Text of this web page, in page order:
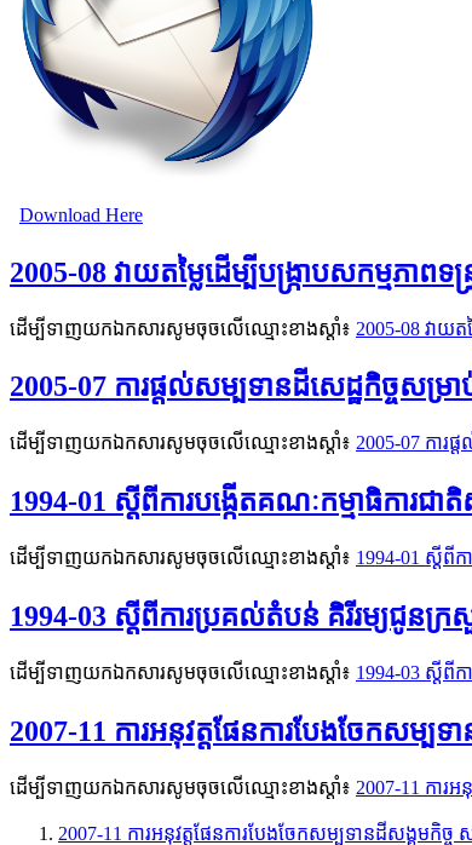
Download Here
2005-08 វាយតម្លៃដើម្បីបង្ក្រាបសកម្មភា
ដើម្បីទាញយកឯកសារសូមចុចលើឈ្មោះខាងស្តាំ៖ 2005-08 វាយត
2005-07 ការផ្ដល់សម្បទានដីសេដ្ឋកិច្ចសម្
ដើម្បីទាញយកឯកសារសូមចុចលើឈ្មោះខាងស្តាំ៖ 2005-07 ការ
1994-01 ស្ដីពីការបង្កើតគណៈកម្មាធិការ
ដើម្បីទាញយកឯកសារសូមចុចលើឈ្មោះខាងស្តាំ៖ 1994-01 ស្ដីពី
1994-03 ស្ដីពីការប្រគល់តំបន់ គិរីរម្យជូនក្
ដើម្បីទាញយកឯកសារសូមចុចលើឈ្មោះខាងស្តាំ៖ 1994-03 ស្ដីពី
2007-11 ការអនុវត្តផែនការបែងចែកសម្ប
ដើម្បីទាញយកឯកសារសូមចុចលើឈ្មោះខាងស្តាំ៖ 2007-11 ការ
2007-11 ការអនុវត្តផែនការបែងចែកសម្បទានដីសង្គមកិច្